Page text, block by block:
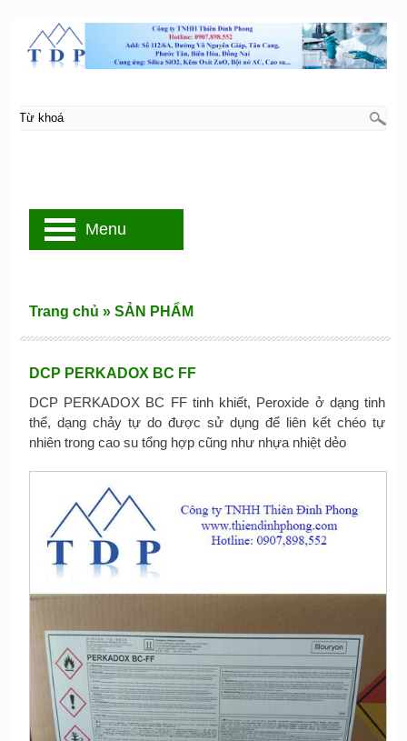
DCP PERKADOX BC FF
DCP PERKADOX BC FF tinh khiết, Peroxide ở dạng tinh
thể, dạng chảy tự do được sử dụng để liên kết chéo tự
nhiên trong cao su tổng hợp cũng như nhựa nhiệt dẻo
Trang chủ » SẢN PHẨM
Menu